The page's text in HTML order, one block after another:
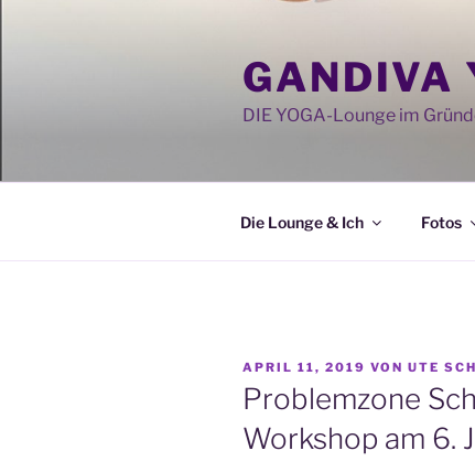
GANDIVA
DIE YOGA-Lounge im
Die Lounge & Ich Fotos
VERÖFFENTLICHT
AM
APRIL 11, 2019 VON UTE
Problemzone
Workshop am 6.